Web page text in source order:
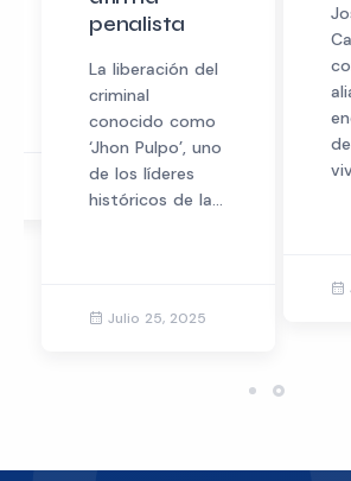
José Miguel
Castro, mejor
conocido bajo el
alias ‘Budián’, fue
encontrado muerto
dentro de su
vivienda. El...